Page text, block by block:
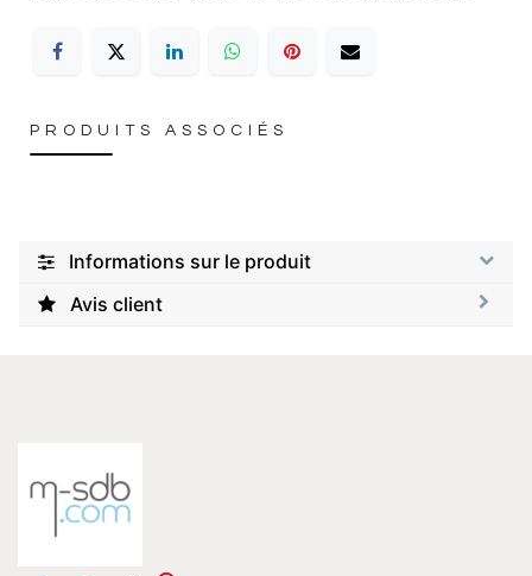
PRODUITS ASSOCIÉS
Informations sur le produit
Avis client